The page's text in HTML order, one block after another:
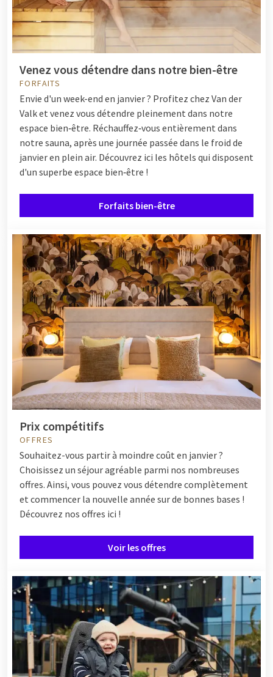
Venez vous détendre dans notre bien-être
FORFAITS
Envie d'un week-end en janvier ? Profitez chez Van der
Valk et venez vous détendre pleinement dans notre
espace bien‑être. Réchauffez‑vous entièrement dans
notre sauna, après une journée passée dans le froid de
janvier en plein air. Découvrez ici les hôtels qui disposent
d'un superbe espace bien‑être !
Forfaits bien-être
Prix compétitifs
OFFRES
Souhaitez-vous partir à moindre coût en janvier ?
Choisissez un séjour agréable parmi nos nombreuses
offres. Ainsi, vous pouvez vous détendre complètement
et commencer la nouvelle année sur de bonnes bases !
Découvrez nos offres ici !
Voir les offres